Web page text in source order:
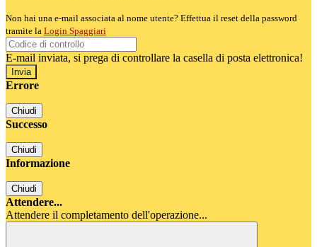
Non hai una e-mail associata al nome utente? Effettua il reset della password
tramite la Login Spaggiari
E-mail inviata, si prega di controllare la casella di posta elettronica!
Errore
Chiudi
Successo
Chiudi
Informazione
Chiudi
Attendere...
Attendere il completamento dell'operazione...